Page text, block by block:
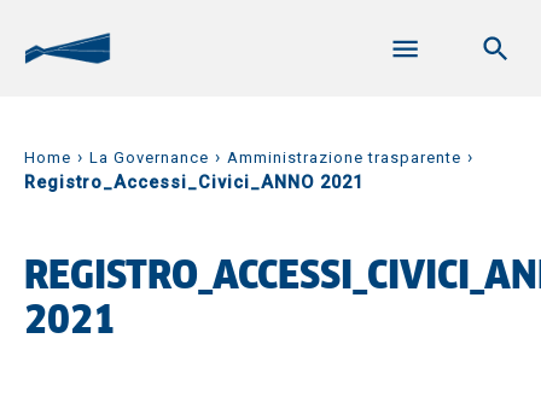
Home › La Governance › Amministrazione trasparente ›
Registro_Accessi_Civici_ANNO 2021
2021